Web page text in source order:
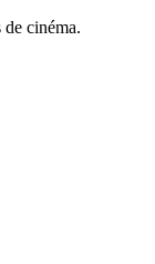
cinéma.